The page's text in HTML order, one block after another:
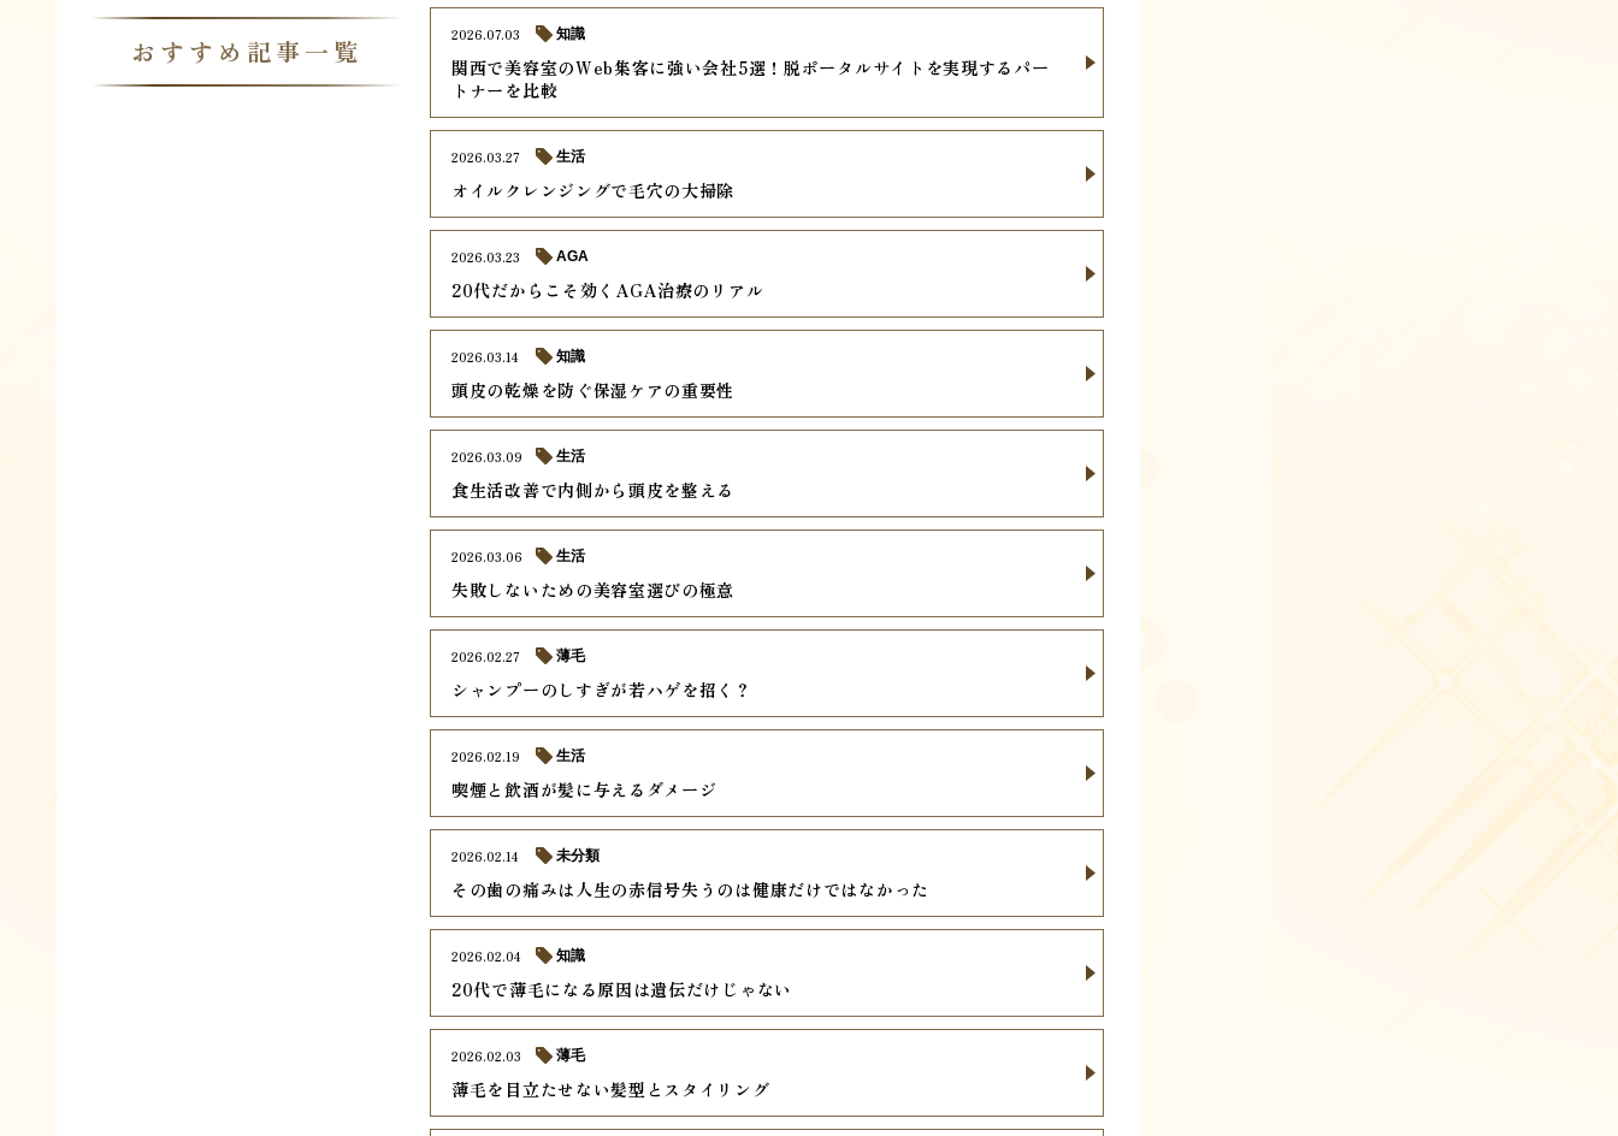
おすすめ記事一覧
関西で美容室のWeb集客に強い会社5選！脱ポータルサイトを実現するパー
トナーを比較
2026.07.03 知識
オイルクレンジングで毛穴の大掃除
2026.03.27 生活
20代だからこそ効くAGA治療のリアル
2026.03.23 AGA
頭皮の乾燥を防ぐ保湿ケアの重要性
2026.03.14 知識
食生活改善で内側から頭皮を整える
2026.03.09 生活
失敗しないための美容室選びの極意
2026.03.06 生活
シャンプーのしすぎが若ハゲを招く？
2026.02.27 薄毛
喫煙と飲酒が髪に与えるダメージ
2026.02.19 生活
その歯の痛みは人生の赤信号失うのは健康だけではなかった
2026.02.14 未分類
20代で薄毛になる原因は遺伝だけじゃない
2026.02.04 知識
薄毛を目立たせない髪型とスタイリング
2026.02.03 薄毛